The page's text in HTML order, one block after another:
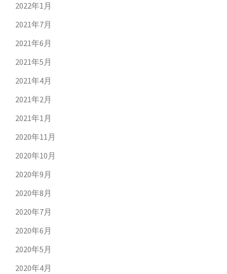
2022年1月
2021年7月
2021年6月
2021年5月
2021年4月
2021年2月
2021年1月
2020年11月
2020年10月
2020年9月
2020年8月
2020年7月
2020年6月
2020年5月
2020年4月